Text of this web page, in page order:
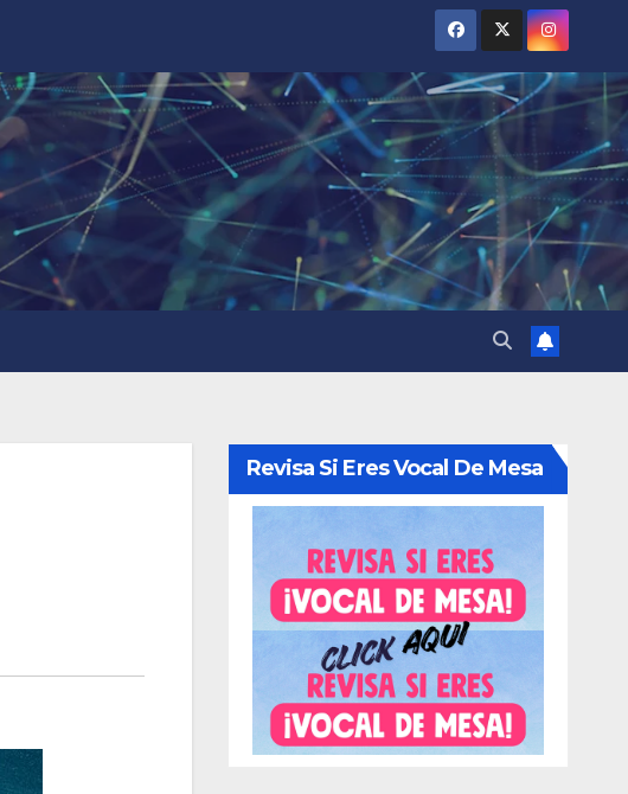
Revisa Si Eres Vocal De Mesa